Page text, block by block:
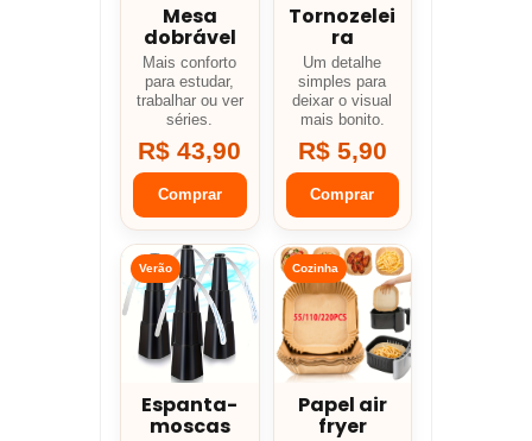
Mesa
dobrável
Mais conforto
para estudar,
trabalhar ou ver
séries.
R$ 43,90
Comprar
Tornozelei
ra
Um detalhe
simples para
deixar o visual
mais bonito.
R$ 5,90
Comprar
Verão
Espanta-
moscas
Cozinha
Papel air
fryer